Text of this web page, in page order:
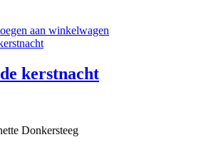
aan winkelwagen
kerstnacht
Donkersteeg